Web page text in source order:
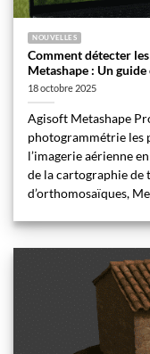
NOUVELLES
Comment détecter
Metashape : Un
18 octobre 2025
Agisoft Metashape
photogrammétrie les
l’imagerie aérienne
de la cartographie de
d’orthomosaïques,